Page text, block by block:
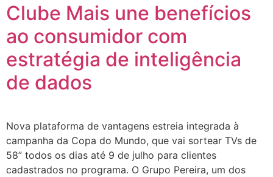
Clube Mais une benefícios
ao consumidor com
estratégia de inteligência
de dados
Nova plataforma de vantagens estreia integrada à
campanha da Copa do Mundo, que vai sortear TVs de
58” todos os dias até 9 de julho para clientes
cadastrados no programa. O Grupo Pereira, um dos